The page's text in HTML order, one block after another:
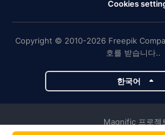
Cookies
Copyright © 2010-2026 Freepik
호를 받습니다..
한국어
Magnific 프로젝